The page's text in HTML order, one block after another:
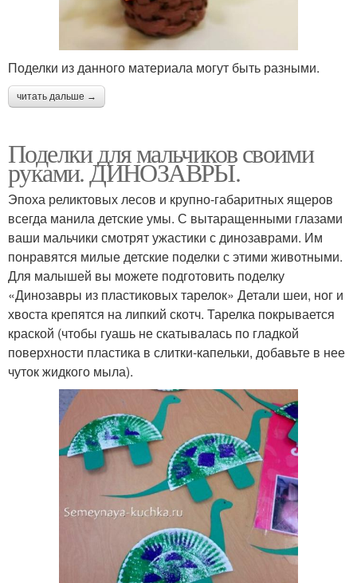
Поделки из данного материала могут быть разными.
читать дальше →
Поделки для мальчиков своими
руками. ДИНОЗАВРЫ.
Эпоха реликтовых лесов и крупно-габаритных ящеров
всегда манила детские умы. С вытаращенными глазами
ваши мальчики смотрят ужастики с динозаврами. Им
понравятся милые детские поделки с этими животными.
Для малышей вы можете подготовить поделку
«Динозавры из пластиковых тарелок» Детали шеи, ног и
хвоста крепятся на липкий скотч. Тарелка покрывается
краской (чтобы гуашь не скатывалась по гладкой
поверхности пластика в слитки-капельки, добавьте в нее
чуток жидкого мыла).